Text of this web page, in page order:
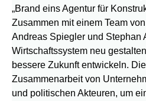
„Brand eins Agentur für
Zusammen mit einem Team
Andreas Spiegler und Stephan
Wirtschaftssystem neu
bessere Zukunft entwickeln.
Zusammenarbeit von
und politischen Akteuren, um